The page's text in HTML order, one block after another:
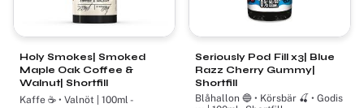
Holy Smokes| Smoked
Maple Oak Coffee &
Walnut| Shortfill
Kaffe ☕ • Valnöt | 100ml -
Seriously Pod Fill x3| Blue
Razz Cherry Gummy|
Shortfill
Blåhallon 🔵 • Körsbär 🍒 • Godis